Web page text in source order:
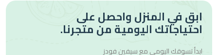
ابق في المنزل واحصل على
احتياجاتك اليومية من متجرنا.
ابدأ تسوقك اليومي معسيفين فودز